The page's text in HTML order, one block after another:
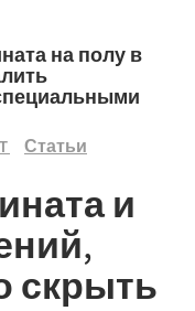
на полу в
Статьи
и
скрыть